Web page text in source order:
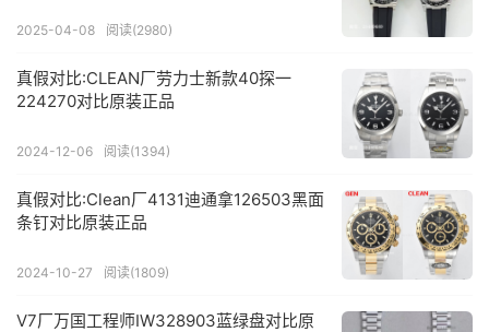
2025-04-08 阅读(2980)
真假对比:CLEAN厂劳力士新款40探一
224270对比原装正品
2024-12-06 阅读(1394)
真假对比:Clean厂4131迪通拿126503黑面
条钉对比原装正品
2024-10-27 阅读(1809)
V7厂万国工程师IW328903蓝绿盘对比原